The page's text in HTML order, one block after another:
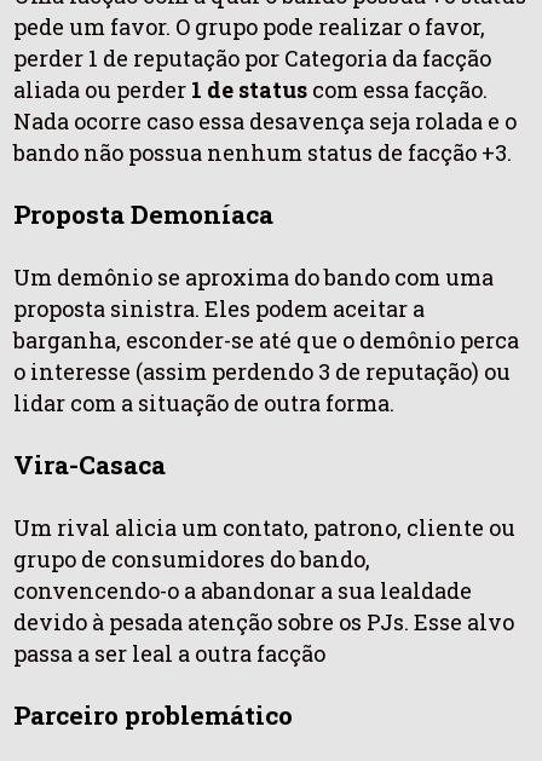
pede um favor. O grupo pode realizar o favor,
perder 1 de reputação por Categoria da facção
aliada ou perder 1 de status com essa facção.
Nada ocorre caso essa desavença seja rolada e o
bando não possua nenhum status de facção +3.
Proposta Demoníaca
Um demônio se aproxima do bando com uma
proposta sinistra. Eles podem aceitar a
barganha, esconder-se até que o demônio perca
o interesse (assim perdendo 3 de reputação) ou
lidar com a situação de outra forma.
Vira-Casaca
Um rival alicia um contato, patrono, cliente ou
grupo de consumidores do bando,
convencendo-o a abandonar a sua lealdade
devido à pesada atenção sobre os PJs. Esse alvo
passa a ser leal a outra facção
Parceiro problemático